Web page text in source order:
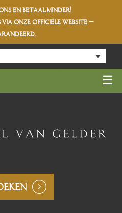
en betaal minder!
via onze officiële website –